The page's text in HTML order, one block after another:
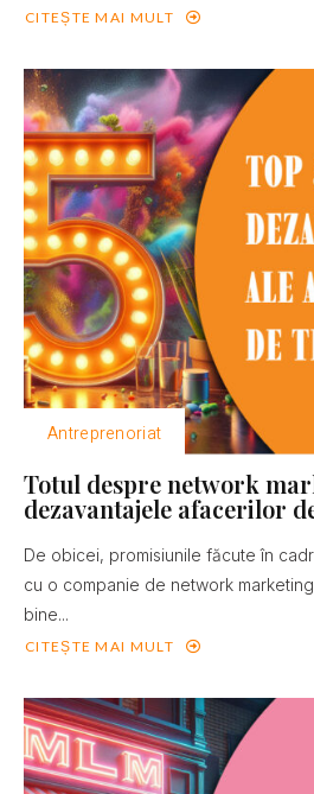
CITEȘTE MAI MULT
Antreprenoriat
Totul despre network
dezavantajele afacerilor
De obicei, promisiunile făcute în
cu o companie de network
bine...
CITEȘTE MAI MULT